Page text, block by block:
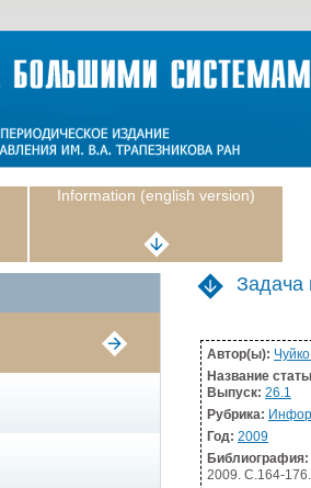
Information (english version)
Задача
Автор(ы):
Название
Выпуск: 26.1
Рубрика:
Год: 2009
Библиография:
2009. С.164-176.